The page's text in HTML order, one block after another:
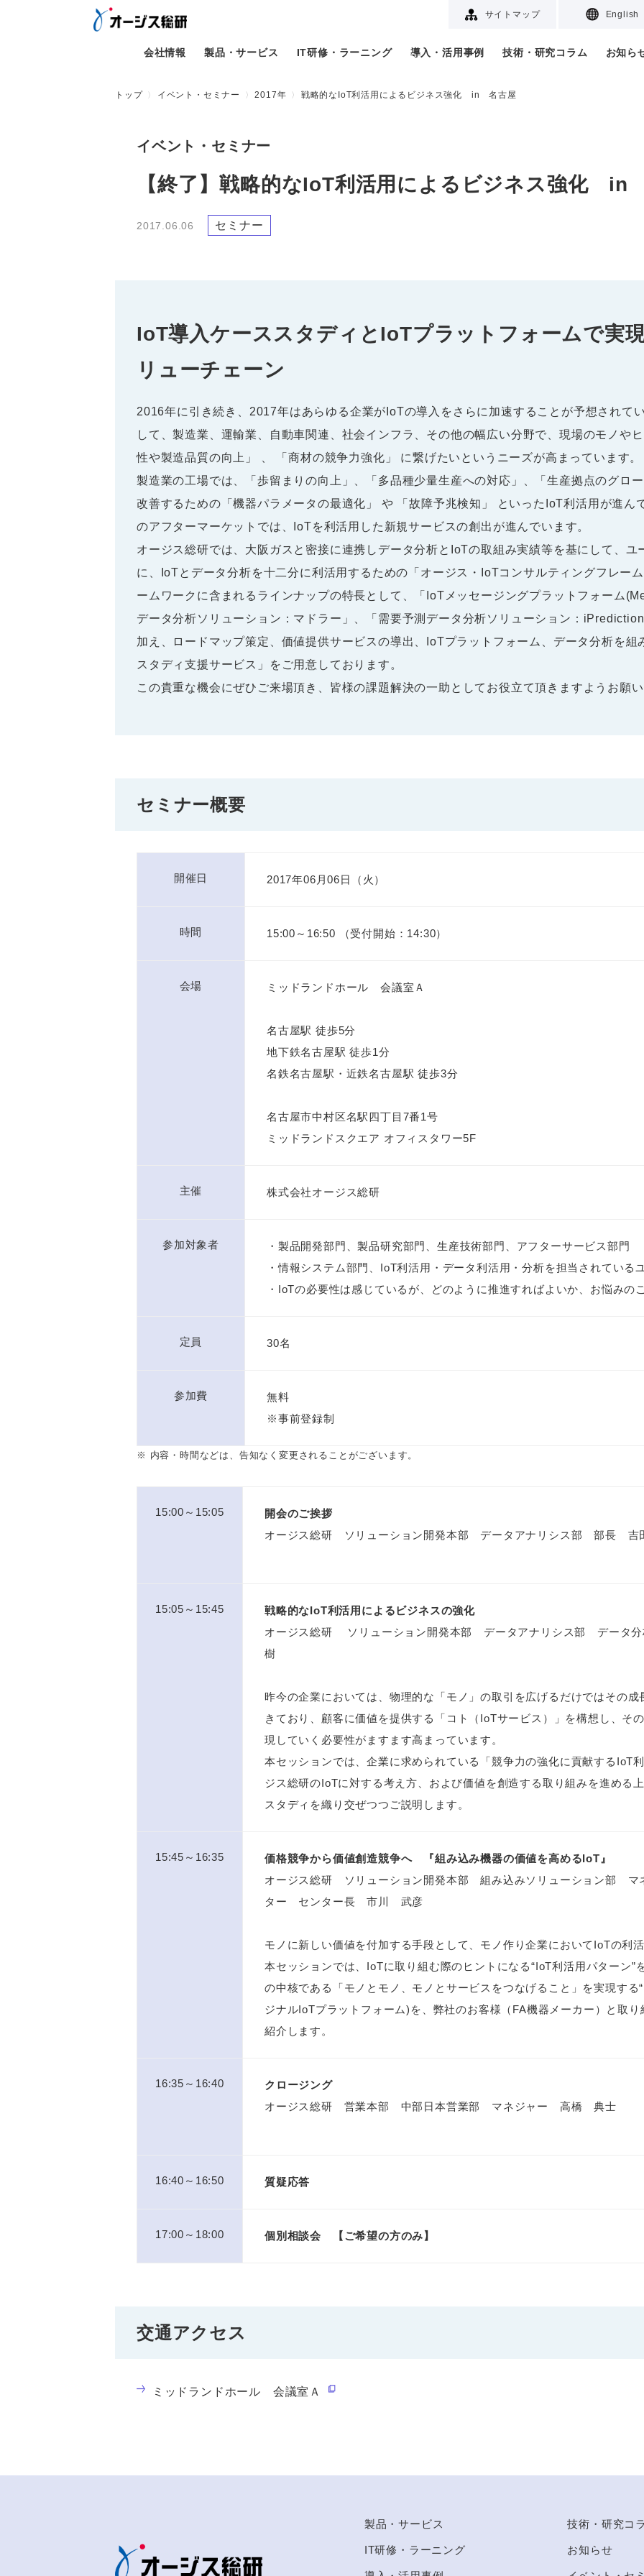
サイトマップ English
会社情報 製品・サービス IT研修・ラーニング 導入・活用事例 技術・研究コラム お知ら
トップ イベント・セミナー 2017年 戦略的なIoT利活用によるビジネス強化 in 名古屋
イベント・セミナー
【終了】戦略的なIoT利活用によるビジネス強化 in
2017.06.06 セミナー
IoT導入ケーススタディとIoTプラットフォームで実
リューチェーン
2016年に引き続き、2017年はあらゆる企業がIoTの導入をさらに加速することが予想されて
して、製造業、運輸業、自動車関連、社会インフラ、その他の幅広い分野で、現場のモノや
性や製造品質の向上」 、 「商材の競争力強化」 に繋げたいというニーズが高まっています。
製造業の工場では、「歩留まりの向上」、「多品種少量生産への対応」、「生産拠点のグロ
改善するための「機器パラメータの最適化」 や 「故障予兆検知」 といったIoT利活用が進ん
のアフターマーケットでは、IoTを利活用した新規サービスの創出が進んでいます。
オージス総研では、大阪ガスと密接に連携しデータ分析とIoTの取組み実績等を基にして、ユ
に、IoTとデータ分析を十二分に利活用するための「オージス・IoTコンサルティングフレー
ームワークに含まれるラインナップの特長として、「IoTメッセージングプラットフォーム
データ分析ソリューション：マドラー」、「需要予測データ分析ソリューション：
加え、ロードマップ策定、価値提供サービスの導出、IoTプラットフォーム、データ分析を組
スタディ支援サービス」をご用意しております。
この貴重な機会にぜひご来場頂き、皆様の課題解決の一助としてお役立て頂きますようお願い
セミナー概要
開催日 2017年06月06日（火）
時間 15:00～16:50 （受付開始：14:30）
会場 ミッドランドホール 会議室Ａ
名古屋駅 徒歩5分
地下鉄名古屋駅 徒歩1分
名鉄名古屋駅・近鉄名古屋駅 徒歩3分
名古屋市中村区名駅四丁目7番1号
ミッドランドスクエア オフィスタワー5F
主催 株式会社オージス総研
参加対象者
・製品開発部門、製品研究部門、生産技術部門、アフターサービス部門
・情報システム部門、IoT利活用・データ利活用・分析を担当されている
・IoTの必要性は感じているが、どのように推進すればよいか、お悩みの
定員 30名
参加費
無料
※事前登録制
※ 内容・時間などは、告知なく変更されることがございます。
15:00～15:05
開会のご挨拶
オージス総研 ソリューション開発本部 データアナリシス部 部長
15:05～15:45
戦略的なIoT利活用によるビジネスの強化
オージス総研 ソリューション開発本部 データアナリシス部 データ
樹
昨今の企業においては、物理的な「モノ」の取引を広げるだけではその成
きており、顧客に価値を提供する「コト（IoTサービス）」を構想し、そ
現していく必要性がますます高まっています。
本セッションでは、企業に求められている「競争力の強化に貢献するIoT
ジス総研のIoTに対する考え方、および価値を創造する取り組みを進める
スタディを織り交ぜつつご説明します。
15:45～16:35
価格競争から価値創造競争へ 『組み込み機器の価値を高めるIoT』
オージス総研 ソリューション開発本部 組み込みソリューション部
ター センター長 市川 武彦
モノに新しい価値を付加する手段として、モノ作り企業においてIoTの利
本セッションでは、IoTに取り組む際のヒントになる“IoT利活用パターン”
の中核である「モノとモノ、モノとサービスをつなげること」を実現する
ジナルIoTプラットフォーム)を、弊社のお客様（FA機器メーカー）と取
紹介します。
16:35～16:40
クロージング
オージス総研 営業本部 中部日本営業部 マネジャー 高橋 典士
16:40～16:50 質疑応答
17:00～18:00 個別相談会 【ご希望の方のみ】
交通アクセス
ミッドランドホール 会議室Ａ
製品・サービス
IT研修・ラーニング
技術・研究コ
お知らせ